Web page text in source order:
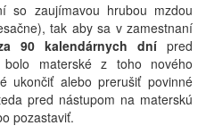
so zaujímavou hrubou mzdou
tak aby sa v zamestnaní
90 kalendárnych dní pred
materské z toho nového
ukončiť alebo prerušiť povinné
pred nástupom na materskú
pozastaviť.